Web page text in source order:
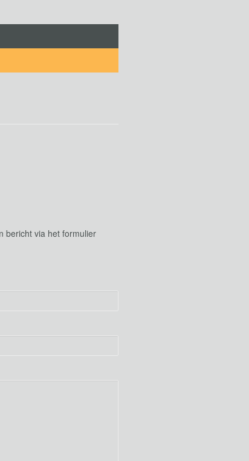
bericht via het formulier